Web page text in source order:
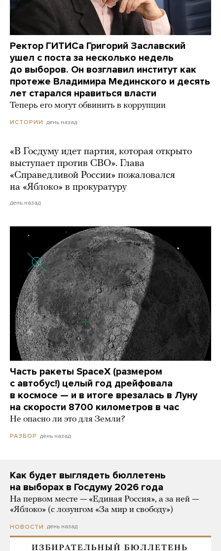
Ректор ГИТИСа Григорий Заславский
ушел с поста за несколько недель
до выборов. Он возглавил институт как
протеже Владимира Мединского и десять
лет старался нравиться власти
Теперь его могут обвинить в коррупции
ИСТОРИИ день назад
«В Госдуму идет партия, которая открыто
выступает против СВО». Глава
«Справедливой России» пожаловался
на «Яблоко» в прокуратуру
день назад
Часть ракеты SpaceX (размером
с автобус!) целый год дрейфовала
в космосе — и в итоге врезалась в Луну
на скорости 8700 километров в час
Не опасно ли это для Земли?
РАЗБОР день назад
Как будет выглядеть бюллетень
на выборах в Госдуму 2026 года
На первом месте — «Единая Россия», а за ней —
«Яблоко» (с лозунгом «За мир и свободу»)
НОВОСТИ день назад